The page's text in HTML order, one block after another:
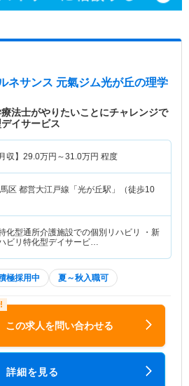
ネサンス 元氣ジム光が丘の理学
療法士がやりたいことにチャレンジで
イサービス
収】 29.0万円～31.0万円 程度
区 都営大江戸線「光が丘駅」（徒歩10
化型通所介護施設での個別リハビリ ・新
ビリ特化型デイサービ…
極採用中 夏～秋入職可
この求人を問い合わせる
詳細を見る